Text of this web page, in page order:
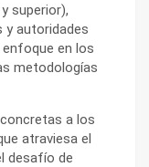
superior),
autoridades
en los
metodologías
a los
atraviesa el
desafío de